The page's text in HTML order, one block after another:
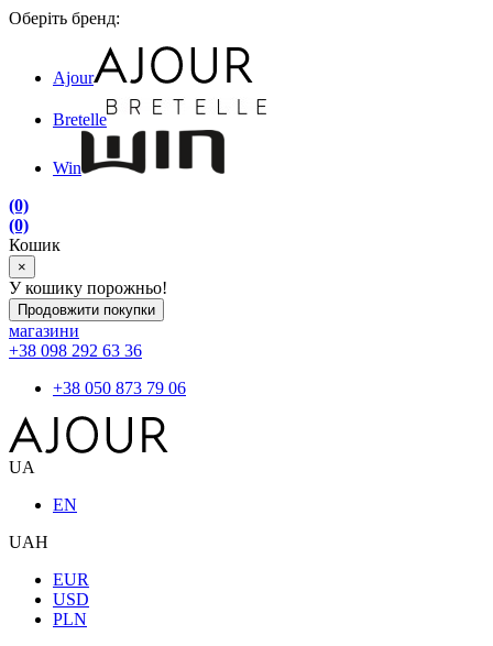
Оберіть бренд:
Ajour
Bretelle
Win
(0)
(0)
Кошик
×
У кошику порожньо!
Продовжити покупки
магазини
+38 098 292 63 36
+38 050 873 79 06
UA
EN
UAH
EUR
USD
PLN